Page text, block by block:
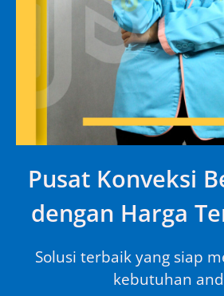
Pusat Konveksi
dengan Harga
Solusi terbaik yang siap
kebutuhan